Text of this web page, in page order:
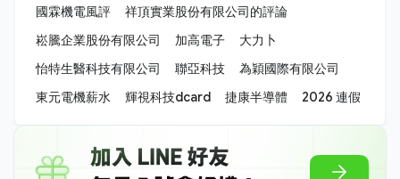
國霖機電風評
祥頂實業股份有限公司的評論
崧騰企業股份有限公司
加高電子
大力卜
怡特生醫科技有限公司
聯亞科技
為穎國際有限公司
東元電機薪水
輝視科技dcard 捷康半導體 2026 連假